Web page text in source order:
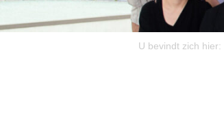
U bevindt zich hier: